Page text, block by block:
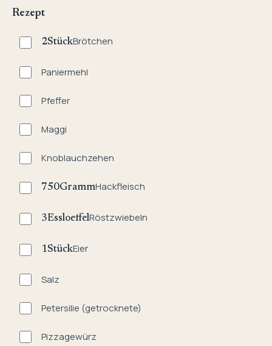
Rezept
2StückBrötchen
Paniermehl
Pfeffer
Maggi
Knoblauchzehen
750GrammHackfleisch
3EssloeffelRöstzwiebeln
1StückEier
Salz
Petersilie (getrocknete)
Pizzagewürz